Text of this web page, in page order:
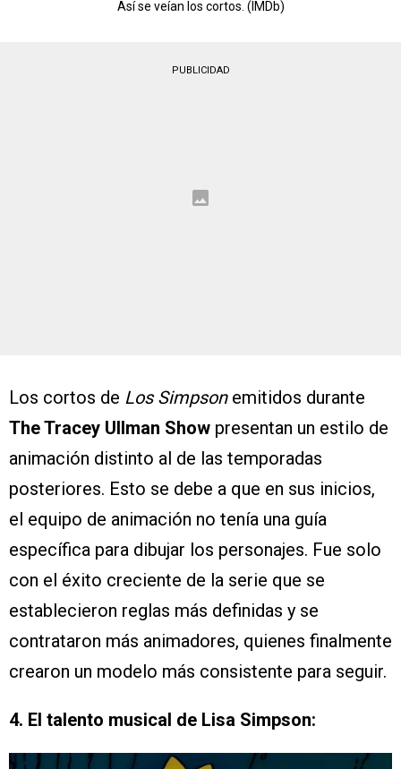
Así se veían los cortos. (IMDb)
PUBLICIDAD
Los cortos de Los Simpson emitidos durante
The Tracey Ullman Show presentan un estilo de
animación distinto al de las temporadas
posteriores. Esto se debe a que en sus inicios,
el equipo de animación no tenía una guía
específica para dibujar los personajes. Fue solo
con el éxito creciente de la serie que se
establecieron reglas más definidas y se
contrataron más animadores, quienes finalmente
crearon un modelo más consistente para seguir.
4. El talento musical de Lisa Simpson: